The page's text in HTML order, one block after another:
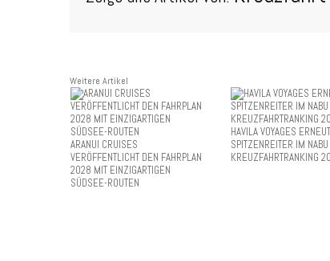
Weitere Artikel
ARANUI CRUISES
VERÖFFENTLICHT DEN FAHRPLAN
2028 MIT EINZIGARTIGEN
SÜDSEE-ROUTEN
HAVILA VOYAGES ERNEUT
SPITZENREITER IM NABU
KREUZFAHRTRANKING